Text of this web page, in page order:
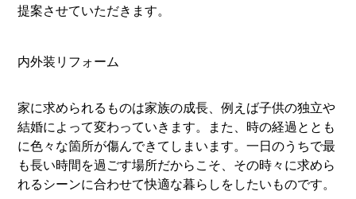
提案させていただきます。
内外装リフォーム
家に求められるものは家族の成長、例えば子供の独立や
結婚によって変わっていきます。また、時の経過ととも
に色々な箇所が傷んできてしまいます。一日のうちで最
も長い時間を過ごす場所だからこそ、その時々に求めら
れるシーンに合わせて快適な暮らしをしたいものです。